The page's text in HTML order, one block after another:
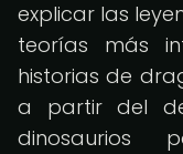
explicar las
teorías más
historias de
a partir del